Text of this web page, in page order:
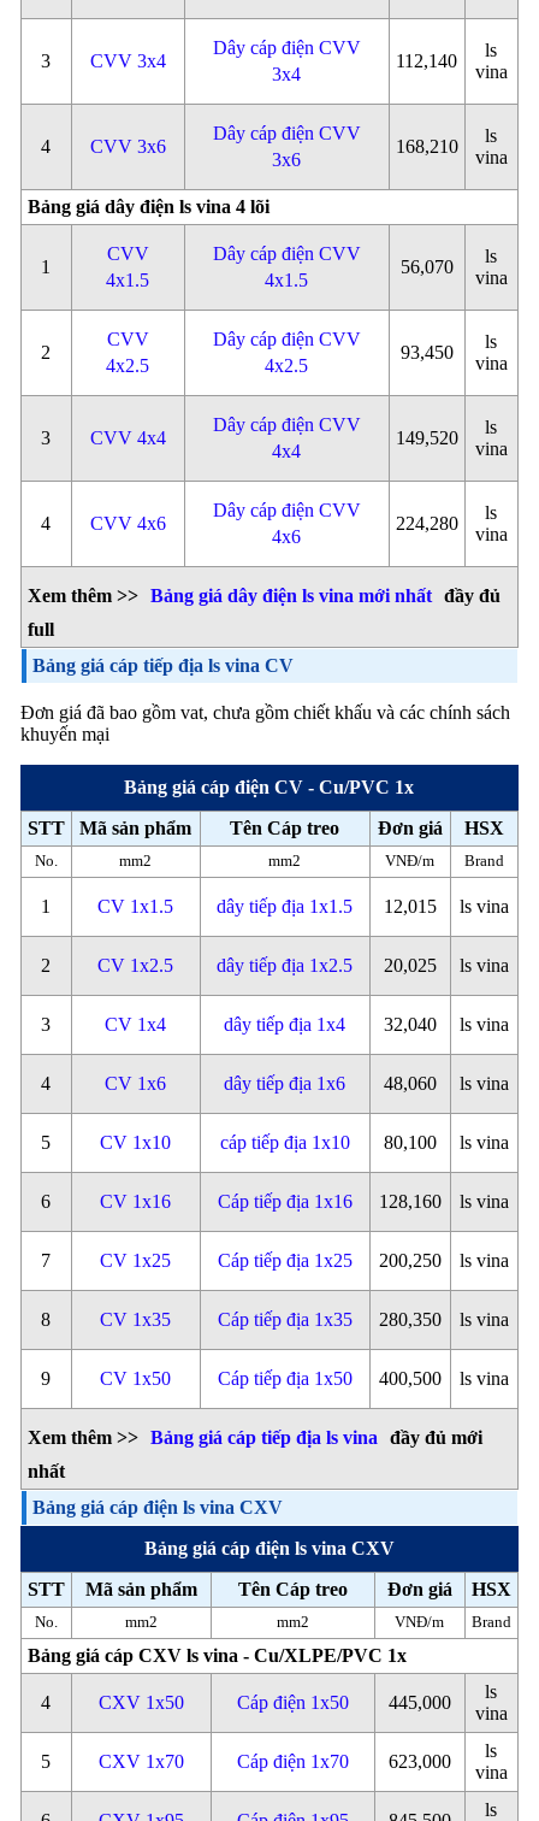
3 CVV 3x4
Dây cáp điện CVV
3x4
112,140
ls
vina
4 CVV 3x6
Dây cáp điện CVV
3x6
168,210
ls
vina
Bảng giá dây điện ls vina 4 lõi
1
CVV
4x1.5
Dây cáp điện CVV
4x1.5
56,070
ls
vina
2
CVV
4x2.5
Dây cáp điện CVV
4x2.5
93,450
ls
vina
3 CVV 4x4
Dây cáp điện CVV
4x4
149,520
ls
vina
4 CVV 4x6
Dây cáp điện CVV
4x6
224,280
ls
vina
Xem thêm >> Bảng giá dây điện ls vina mới nhất
đầy đủ
full
Bảng giá cáp tiếp địa ls vina CV
Đơn giá đã bao gồm vat, chưa gồm chiết khấu và các chính sách
khuyến mại
Bảng giá cáp điện CV - Cu/PVC 1x
STT
Mã sản phẩm Tên Cáp treo Đơn giá HSX
No. mm2 mm2 VNĐ/m Brand
1 CV 1x1.5 dây tiếp địa 1x1.5 12,015 ls vina
2 CV 1x2.5 dây tiếp địa 1x2.5 20,025 ls vina
3 CV 1x4 dây tiếp địa 1x4 32,040 ls vina
4 CV 1x6 dây tiếp địa 1x6 48,060 ls vina
5 CV 1x10 cáp tiếp địa 1x10 80,100 ls vina
6 CV 1x16 Cáp tiếp địa 1x16 128,160 ls vina
7 CV 1x25 Cáp tiếp địa 1x25 200,250 ls vina
8 CV 1x35 Cáp tiếp địa 1x35 280,350 ls vina
9 CV 1x50 Cáp tiếp địa 1x50 400,500 ls vina
Xem thêm >> Bảng giá cáp tiếp địa ls vina
đầy đủ mới
nhất
Bảng giá cáp điện ls vina CXV
Bảng giá cáp điện ls vina CXV
STT
Mã sản phẩm Tên Cáp treo Đơn giá HSX
No. mm2 mm2 VNĐ/m Brand
Bảng giá cáp CXV ls vina - Cu/XLPE/PVC 1x
4 CXV 1x50 Cáp điện 1x50 445,000
ls
vina
5 CXV 1x70 Cáp điện 1x70 623,000
ls
vina
ls